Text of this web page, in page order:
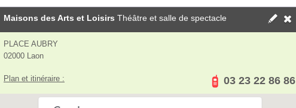
Maisons des Arts et Loisirs Théâtre et salle de spectacle
PLACE AUBRY
02000 Laon
Plan et itinéraire : 03 23 22 86 86